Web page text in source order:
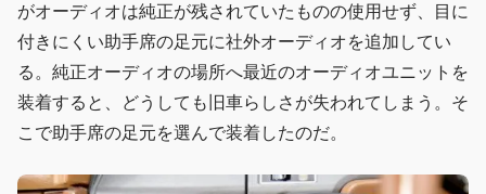
がオーディオは純正が残されていたものの使用せず、目に
付きにくい助手席の足元に社外オーディオを追加してい
る。純正オーディオの場所へ最近のオーディオユニットを
装着すると、どうしても旧車らしさが失われてしまう。そ
こで助手席の足元を選んで装着したのだ。